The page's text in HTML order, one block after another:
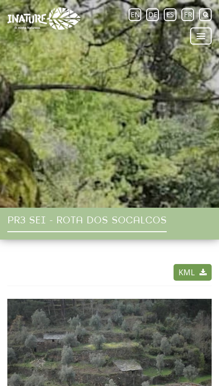
EN DE ES FR
PR3 SEI - ROTA DOS SOCALCOS
KML